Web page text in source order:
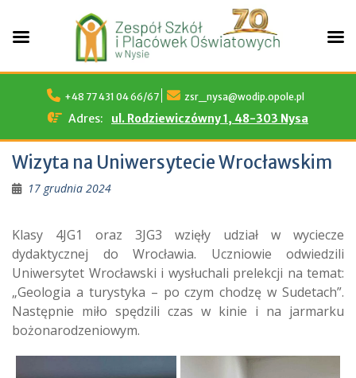
Skip
+48 77 431 04 66/67 zsr_nysa@wodip.opole.pl
Adres: ul. Rodziewiczówny 1, 48-303 Nysa
Wizyta na Uniwersytecie Wrocławskim
17 grudnia 2024
Klasy 4JG1 oraz 3JG3 wzięły udział w wyciecze
dydaktycznej do Wrocławia. Uczniowie odwiedzili
Uniwersytet Wrocławski i wysłuchali prelekcji na temat:
„Geologia a turystyka – po czym chodzę w Sudetach”.
Następnie miło spędzili czas w kinie i na jarmarku
bożonarodzeniowym.